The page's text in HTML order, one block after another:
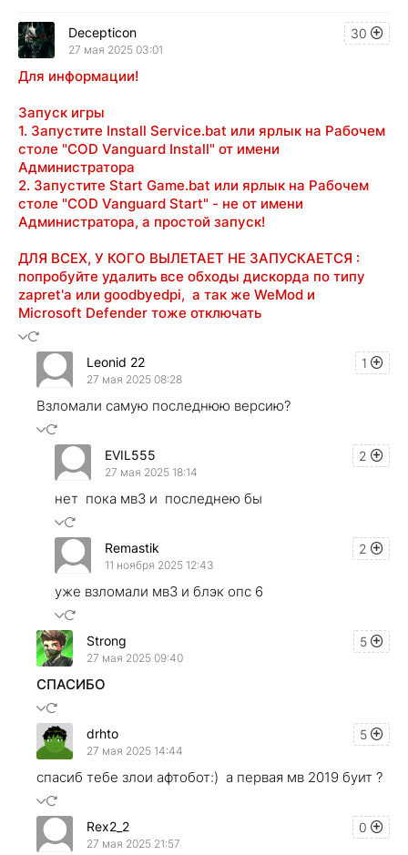
30
Decepticon
27 мая 2025 03:01
Для информации!
Запуск игры
1. Запустите Install Service.bat или ярлык на Рабочем
столе "COD Vanguard Install" от имени
Администратора
2. Запустите Start Game.bat или ярлык на Рабочем
столе "COD Vanguard Start" - не от имени
Администратора, а простой запуск!
ДЛЯ ВСЕХ, У КОГО ВЫЛЕТАЕТ НЕ ЗАПУСКАЕТСЯ :
попробуйте удалить все обходы дискорда по типу
zapret'a или goodbyedpi, а так же WeMod и
Microsoft Defender тоже отключать
1
Leonid 22
27 мая 2025 08:28
Взломали самую последнюю версию?
2
EVIL555
27 мая 2025 18:14
нет пока мв3 и последнею бы
2
Remastik
11 ноября 2025 12:43
уже взломали мв3 и блэк опс 6
5
Strong
27 мая 2025 09:40
СПАСИБО
5
drhto
27 мая 2025 14:44
спасиб тебе злои афтобот:) а первая мв 2019 буит ?
0
Rex2_2
27 мая 2025 21:57